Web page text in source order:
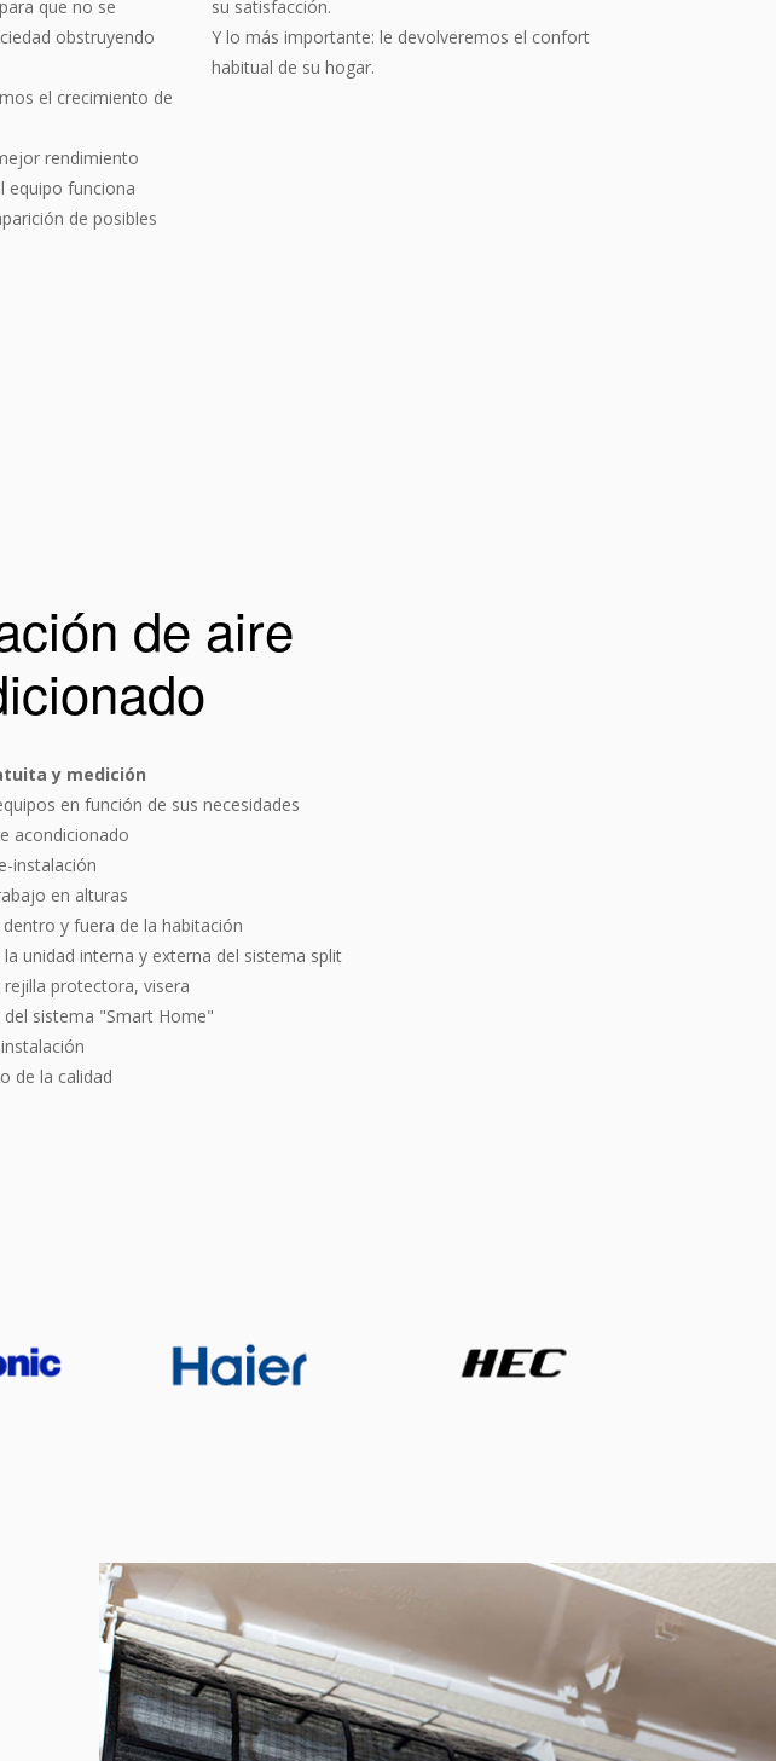
que no se
obstruyendo
el crecimiento de
rendimiento
equipo funciona
de posibles
su satisfacción.
Y lo más importante: le devolveremos el confort
habitual de su hogar.
de aire
y medición
en función de sus necesidades
acondicionado
instalación
en alturas
y fuera de la habitación
unidad interna y externa del sistema split
protectora, visera
del sistema "Smart Home"
de la calidad